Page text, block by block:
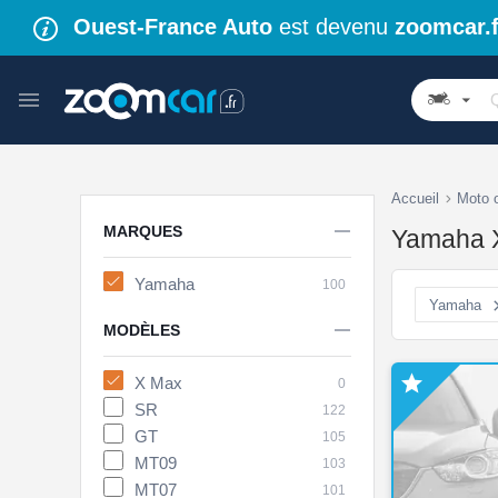
Ouest-France Auto est devenu
Accueil Moto
Yamaha
Yamaha

MARQUES 
Yamaha 100
MODÈLES 
X Max 0
SR 122
GT 105
MT09 103
MT07 101